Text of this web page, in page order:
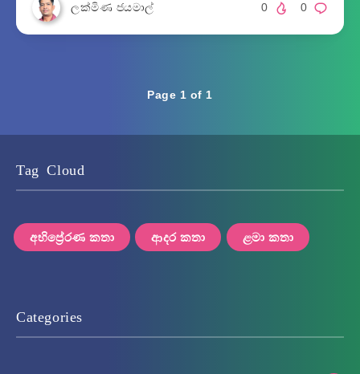
ලක්මිණ ජයමාල් 0
0
Page 1 of 1
Tag Cloud
අභිප්‍රේරණ කතා ආදර කතා ළමා කතා
Categories